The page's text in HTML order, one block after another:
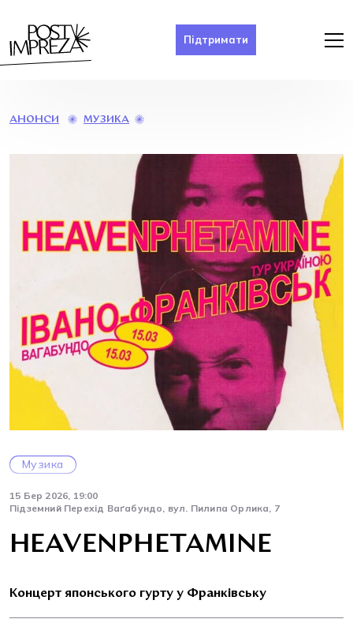
Підтримати
АНОНСИ МУЗИКА
Музика
15 Бер 2026, 19:00
Підземний Перехід Ваґабундо, вул. Пилипа Орлика, 7
HEAVENPHETAMINE
Концерт японського гурту у Франківську